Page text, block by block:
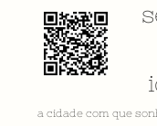
a cidade com que